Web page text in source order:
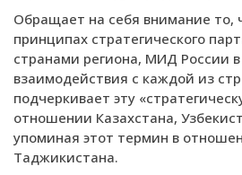
Обращает на себя внимание то,
принципах стратегического
странами региона, МИД России в
взаимодействия с каждой из
подчеркивает эту
отношении Казахстана,
упоминая этот термин в
Таджикистана.